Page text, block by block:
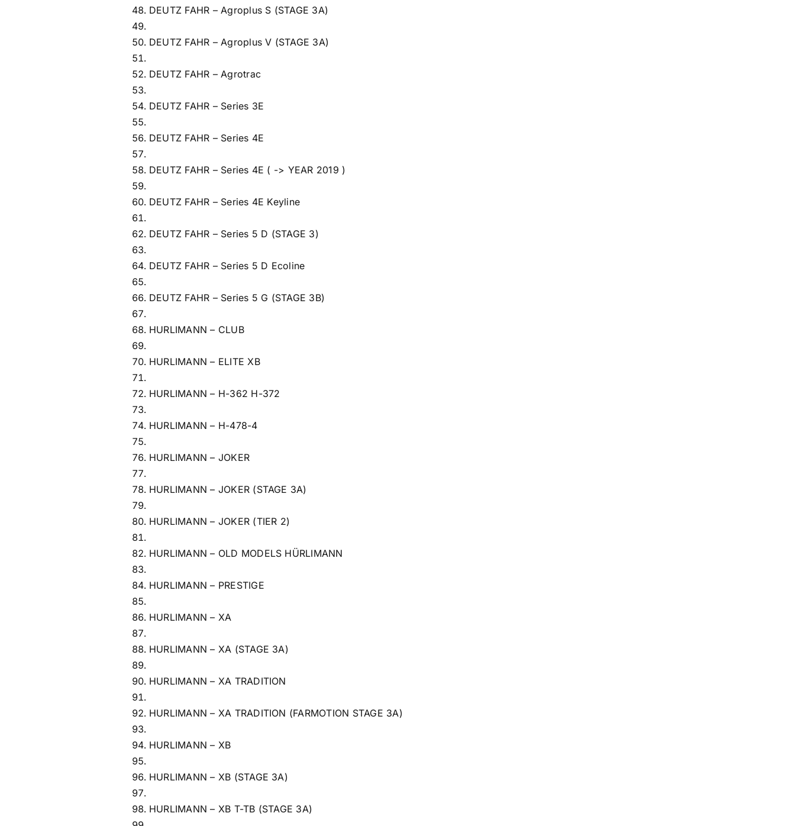
DEUTZ FAHR – Agroplus S (STAGE 3A)
DEUTZ FAHR – Agroplus V (STAGE 3A)
DEUTZ FAHR – Agrotrac
DEUTZ FAHR – Series 3E
DEUTZ FAHR – Series 4E
DEUTZ FAHR – Series 4E ( -> YEAR 2019 )
DEUTZ FAHR – Series 4E Keyline
DEUTZ FAHR – Series 5 D (STAGE 3)
DEUTZ FAHR – Series 5 D Ecoline
DEUTZ FAHR – Series 5 G (STAGE 3B)
HURLIMANN – CLUB
HURLIMANN – ELITE XB
HURLIMANN – H-362 H-372
HURLIMANN – H-478-4
HURLIMANN – JOKER
HURLIMANN – JOKER (STAGE 3A)
HURLIMANN – JOKER (TIER 2)
HURLIMANN – OLD MODELS HÜRLIMANN
HURLIMANN – PRESTIGE
HURLIMANN – XA
HURLIMANN – XA (STAGE 3A)
HURLIMANN – XA TRADITION
HURLIMANN – XA TRADITION (FARMOTION STAGE 3A)
HURLIMANN – XB
HURLIMANN – XB (STAGE 3A)
HURLIMANN – XB T-TB (STAGE 3A)